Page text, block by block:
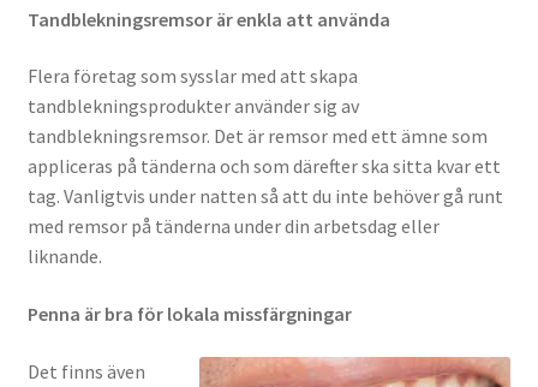
Tandblekningsremsor är enkla att använda
Flera företag som sysslar med att skapa
tandblekningsprodukter använder sig av
tandblekningsremsor. Det är remsor med ett ämne som
appliceras på tänderna och som därefter ska sitta kvar ett
tag. Vanligtvis under natten så att du inte behöver gå runt
med remsor på tänderna under din arbetsdag eller
liknande.
Penna är bra för lokala missfärgningar
Det finns även